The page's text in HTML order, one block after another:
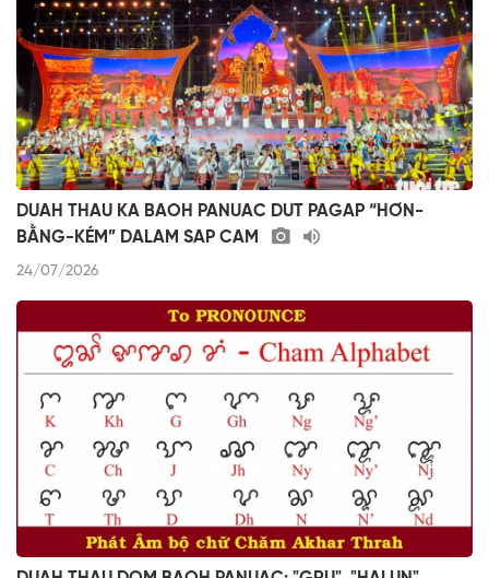
DUAH THAU KA BAOH PANUAC DUT PAGAP “HƠN-
BẰNG-KÉM” DALAM SAP CAM
24/07/2026